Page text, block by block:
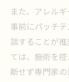
また、アレル
事前にパッチ
談することが
ては、施術を
断せず専門家の